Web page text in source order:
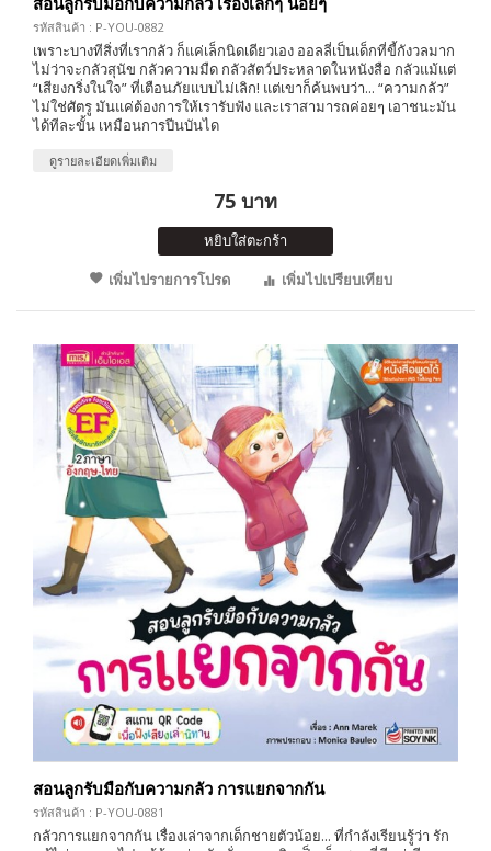
รหัสสินค้า : P-YOU-0882
เพราะบางทีสิ่งที่เรากลัว ก็แค่เล็กนิดเดียวเอง ออลลี่เป็นเด็กที่ขี้กังวลมาก
ไม่ว่าจะกลัวสุนัข กลัวความมืด กลัวสัตว์ประหลาดในหนังสือ กลัวแม้แต่
“เสียงกริ่งในใจ” ที่เตือนภัยแบบไม่เลิก! แต่เขาก็ค้นพบว่า... “ความกลัว”
ไม่ใช่ศัตรู มันแค่ต้องการให้เรารับฟัง และเราสามารถค่อยๆ เอาชนะมัน
ได้ทีละขั้น เหมือนการปีนบันได
ดูรายละเอียดเพิ่มเติม
75 บาท
หยิบใส่ตะกร้า
เพิ่มไปรายการโปรด
เพิ่มไปเปรียบเทียบ
สอนลูกรับมือกับความกลัว การแยกจากกัน
รหัสสินค้า : P-YOU-0881
กลัวการแยกจากกัน เรื่องเล่าจากเด็กชายตัวน้อย... ที่กำลังเรียนรู้ว่า รัก